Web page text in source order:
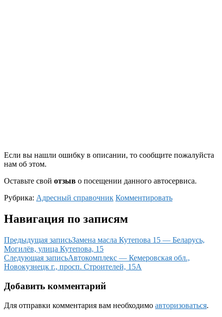
Если вы нашли ошибку в описании, то сообщите пожалуйста
нам об этом.
Оставьте свой отзыв о посещении данного автосервиса.
Рубрика: Адресный справочник Комментировать
Навигация по записям
Предыдущая записьЗамена масла Кутепова 15 — Беларусь,
Могилёв, улица Кутепова, 15
Следующая записьАвтокомплекс — Кемеровская обл.,
Новокузнецк г., просп. Строителей, 15А
Добавить комментарий
Для отправки комментария вам необходимо авторизоваться.